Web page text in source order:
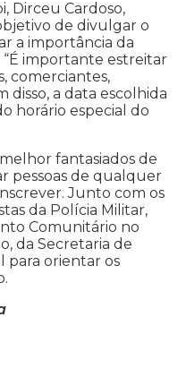
Dirceu Cardoso,
de divulgar o
a importância da
importante estreitar
comerciantes,
disso, a data escolhida
horário especial do
fantasiados de
pessoas de qualquer
Junto com os
da Polícia Militar,
Comunitário no
da Secretaria de
para orientar os